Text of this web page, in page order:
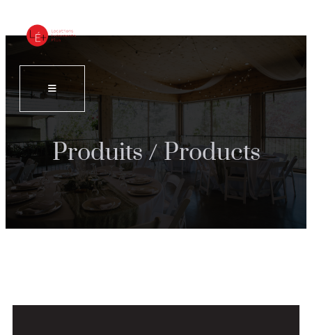
Produits / Products